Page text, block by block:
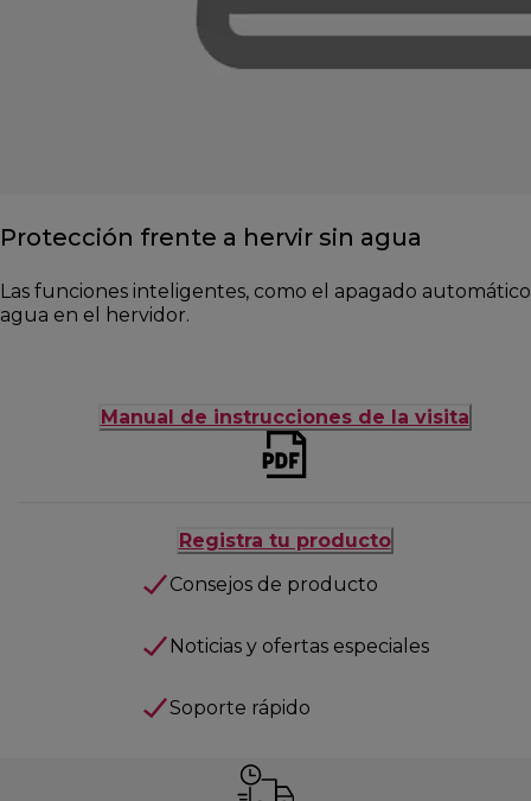
Protección frente a hervir sin agua
Las funciones inteligentes, como el apagado
agua en el hervidor.
Manual de instrucciones de la visita
Registra tu producto
Consejos de producto
Noticias y ofertas especiales
Soporte rápido